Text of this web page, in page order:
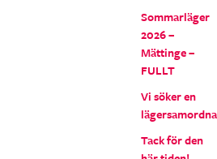
Sommarläger
2026 –
Mättinge –
FULLT
Vi söker en
Tack för den